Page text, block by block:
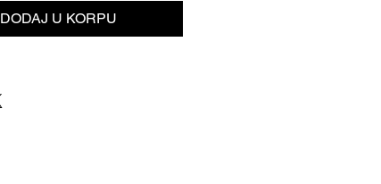
DODAJ U KORPU